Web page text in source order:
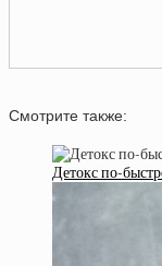
Смотрите также:
Детокс по-